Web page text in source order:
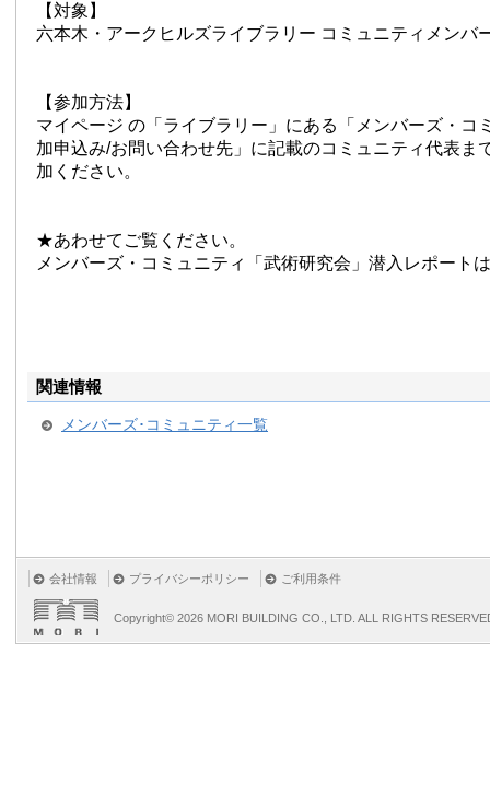
【対象】
六本木・アークヒルズライブラリー コミュニティメンバ
【参加方法】
マイページ の「ライブラリー」にある「メンバーズ・コ
加申込み/お問い合わせ先」に記載のコミュニティ代表ま
加ください。
★あわせてご覧ください。
メンバーズ・コミュニティ「武術研究会」潜入レポートは
関連情報
メンバーズ･コミュニティ一覧
会社情報 プライバシーポリシー ご利用条件
Copyright© 2026 MORI BUILDING CO., LTD. ALL RIGHTS